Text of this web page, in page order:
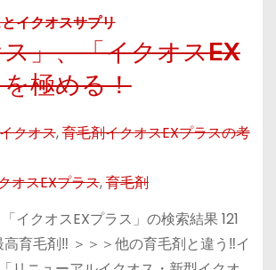
」、「イクオスEX
極める！
クオス,育毛剤イクオスEXプラスの考
オスEXプラス,育毛剤
イクオスEXプラス」の検索結果 121
育毛剤‼ ＞＞＞他の育毛剤と違う‼イ